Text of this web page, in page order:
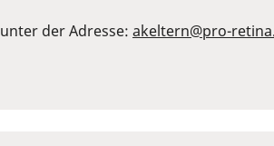
der Adresse: akeltern@pro-